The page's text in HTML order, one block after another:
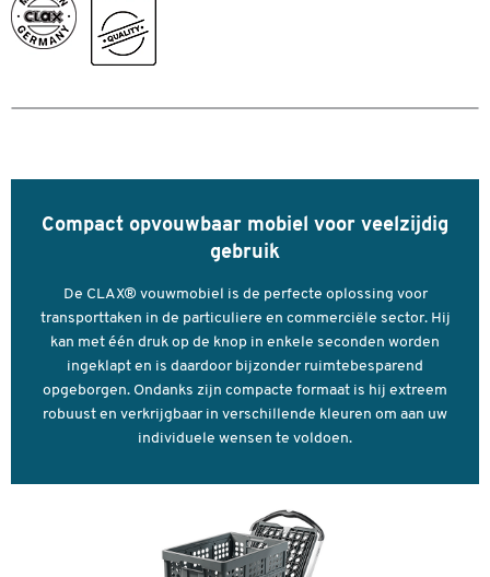
Volume vouwbox (liter)
Wieldiameter (mm)
505
Compact opvouwbaar mobiel voor veelzijdig
gebruik
De CLAX® vouwmobiel is de perfecte oplossing voor
transporttaken in de particuliere en commerciële sector. Hij
kan met één druk op de knop in enkele seconden worden
ingeklapt en is daardoor bijzonder ruimtebesparend
opgeborgen. Ondanks zijn compacte formaat is hij extreem
robuust en verkrijgbaar in verschillende kleuren om aan uw
individuele wensen te voldoen.